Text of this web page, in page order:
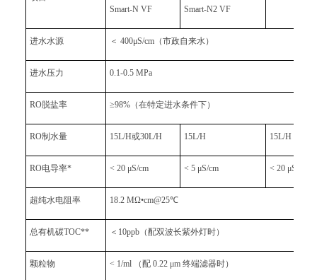
Smart-N VF
Smart-N2 VF
进水水源 ＜ 400μS/cm（市政自来水）
进水压力 0.1-0.5 MPa
RO脱盐率 ≥98%（在特定进水条件下）
RO制水量 15L/H或30L/H 15L/H 15L/H
RO电导率* < 20 μS/cm < 5 μS/cm < 20 μS/cm
超纯水电阻率 18.2 MΩ•cm@25℃
总有机碳TOC** ＜10ppb（配双波长紫外灯时）
颗粒物 < 1/ml （配 0.22 μm 终端滤器时）